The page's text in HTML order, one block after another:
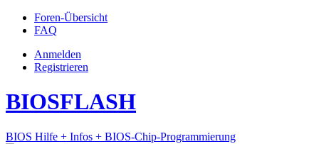
Foren-Übersicht
FAQ
Anmelden
Registrieren
BIOSFLASH
BIOS Hilfe + Infos + BIOS-Chip-Programmierung